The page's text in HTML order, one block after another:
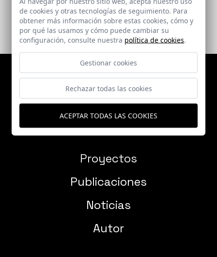
Proyectos
Publicaciones
Noticias
Autor
de cookies y otras tecnologías de seguimiento. Para
obtener más información sobre estas cookies, cómo y
por qué las usamos y cómo puede cambiar su
configuración, consulte nuestra política de cookies.
Gestionar cookies
Rechazar todas las cookies
ACEPTAR TODAS LAS COOKIES